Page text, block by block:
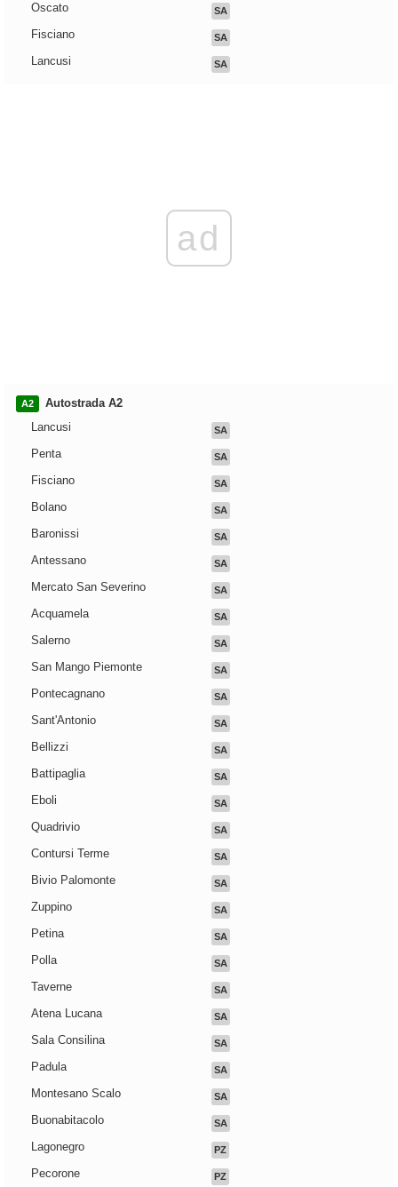
Oscato SA
Fisciano SA
Lancusi SA
ad
A2
Autostrada A2
Lancusi
SA
Penta SA
Fisciano SA
Bolano SA
Baronissi SA
Antessano SA
Mercato San Severino SA
Acquamela SA
Salerno SA
San Mango Piemonte SA
Pontecagnano SA
Sant'Antonio SA
Bellizzi SA
Battipaglia SA
Eboli SA
Quadrivio SA
Contursi Terme SA
Bivio Palomonte SA
Zuppino SA
Petina SA
Polla SA
Taverne SA
Atena Lucana SA
Sala Consilina SA
Padula SA
Montesano Scalo SA
Buonabitacolo SA
Lagonegro PZ
Pecorone PZ